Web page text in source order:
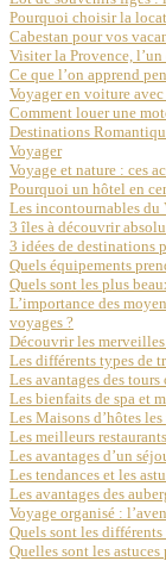
Pourquoi choisir la
Cabestan pour vos
Visiter la Provence,
Ce que l’on apprend
Voyager en voiture
Comment louer une
Destinations
Voyager
Voyage et nature : ces
Pourquoi un hôtel en
Les incontournables du
3 îles à découvrir
3 idées de destinations
Quels équipements
Quels sont les plus
L’importance des
voyages ?
Découvrir les
Les différents types de
Les avantages des
Les bienfaits de spa et
Les Maisons d’hôtes
Les meilleurs
Les avantages d’un
Les tendances et les
Les avantages des
Voyage organisé :
Quels sont les différents
Quelles sont les